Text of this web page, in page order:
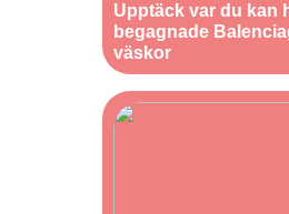
Upptäck var du kan
begagnade
väskor